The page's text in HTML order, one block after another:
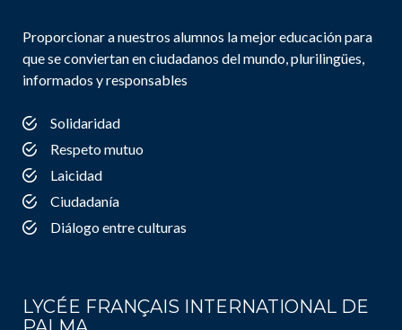
Proporcionar a nuestros alumnos la mejor educación para
que se conviertan en ciudadanos del mundo, plurilingües,
informados y responsables
Solidaridad
Respeto mutuo
Laicidad
Ciudadanía
Diálogo entre culturas
LYCÉE FRANÇAIS INTERNATIONAL DE